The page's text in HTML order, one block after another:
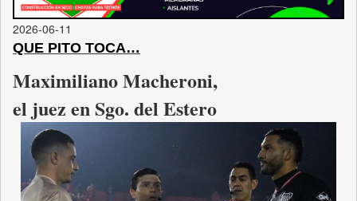
2026-06-11
QUE PITO TOCA…
Maximiliano Macheroni,
el juez en Sgo. del Estero